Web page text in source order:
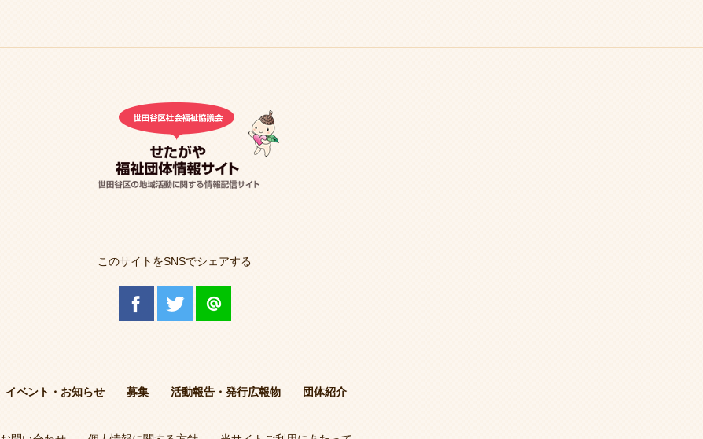
このサイトをSNSでシェアする
イベント・お知らせ 募集 活動報告・発行広報物 団体紹介